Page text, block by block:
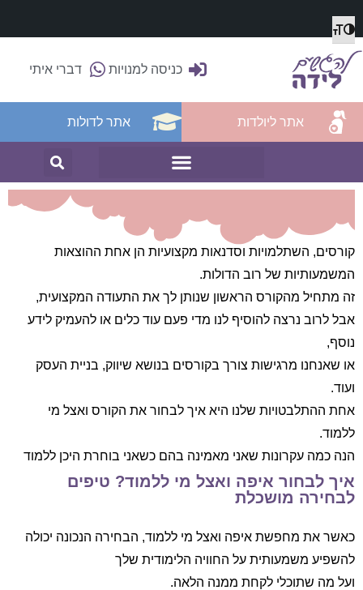
הפעל/כבה ניגודיות גבוהה
מתג גודל גופן
כניסה למנויות דברי איתי
אתר ליולדות אתר לדולות
קורסים, השתלמויות וסדנאות מקצועיות הן אחת ההוצאות
המשמעותיות של רוב הדולות.
זה מתחיל מהקורס הראשון שנותן לך את התעודה המקצועית,
אבל לרוב נרצה להוסיף לנו מדי פעם עוד כלים או להעמיק לידע
נוסף,
או שאנחנו מרגישות צורך בקורסים בנושא שיווק, בניית העסק
ועוד.
אחת ההתלבטויות שלנו היא איך לבחור את הקורס ואצל מי
ללמוד.
הנה כמה עקרונות שאני מאמינה בהם כשאני בוחרת היכן ללמוד
איך לבחור איפה ואצל מי ללמוד? טיפים
לבחירה מושכלת
כאשר את מחפשת איפה ואצל מי ללמוד, הבחירה הנכונה יכולה
להשפיע משמעותית על החוויה הלימודית שלך
ועל מה שתוכלי לקחת ממנה הלאה.